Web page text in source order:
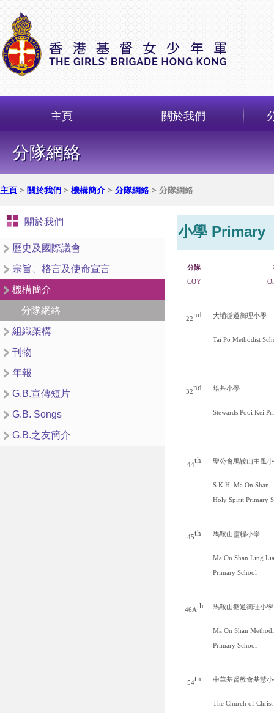
主頁 關於我們
分隊網絡
主頁 > 關於我們 > 機構簡介 > 分隊網絡> 分隊網絡
關於我們
歷史及國際議會
宗旨、格言及使命宣言
機構簡介
分隊網絡
組織架構
刊物
年報
G.B.宣傳短片
G.B. Songs
G.B.之友簡介
小學 Primary
分隊
COY
22nd 大埔循道衛理小學
Tai Po Methodist
32nd 培基小學
Stewards Pooi Kei
44th 聖公會馬鞍山主風
S.K.H. Ma On Shan
Holy Spirit Primary
45th 馬鞍山靈糧小學
Ma On Shan Ling
Primary School
46Ath 馬鞍山循道衛理小學
Ma On Shan
Primary School
54th 中華基督教會基慧
The Church of